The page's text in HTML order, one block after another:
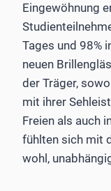
Eingewöhnung
Tages und 98%
neuen
der Träger,
mit ihrer
Freien als auch
fühlten sich mit
wohl,